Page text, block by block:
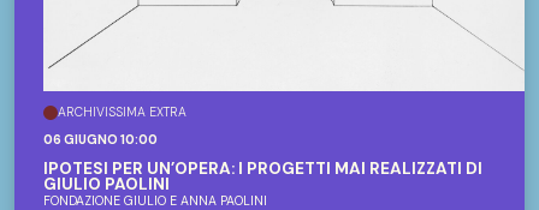
ARCHIVISSIMA EXTRA
06 GIUGNO 10:00
IPOTESI PER UN’OPERA: I PROGETTI MAI REALIZZATI DI
GIULIO PAOLINI
FONDAZIONE GIULIO E ANNA PAOLINI